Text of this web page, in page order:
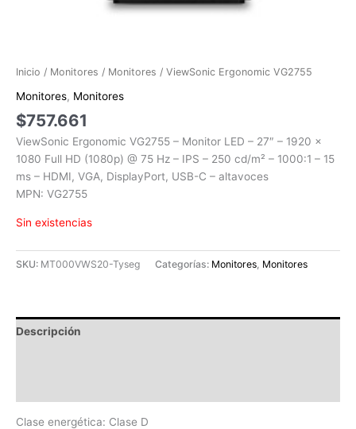
Inicio / Monitores / Monitores / ViewSonic Ergonomic VG2755
Monitores, Monitores
$757.661
ViewSonic Ergonomic VG2755 – Monitor LED – 27″ – 1920 x
1080 Full HD (1080p) @ 75 Hz – IPS – 250 cd/m² – 1000:1 – 15
ms – HDMI, VGA, DisplayPort, USB-C – altavoces
MPN: VG2755
Sin existencias
SKU: MT000VWS20-Tyseg Categorías: Monitores, Monitores
Descripción
Clase energética: Clase D